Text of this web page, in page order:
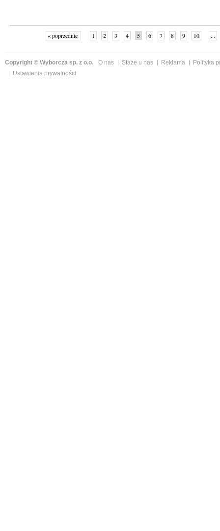
« poprzednie 1 2 3 4 5 6 7 8 9 10 ...
Copyright © Wyborcza sp. z o.o. O nas Staże u nas Reklama
Polityka
Ustawienia prywatności